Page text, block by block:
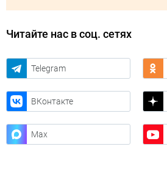
Читайте нас в соц. сетях
Telegram
ВКонтакте
Max